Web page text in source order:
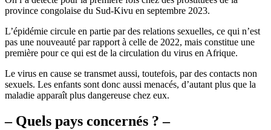
province congolaise du Sud-Kivu en septembre 2023.
L’épidémie circule en partie par des relations sexuelles, ce qui n’est
pas une nouveauté par rapport à celle de 2022, mais constitue une
première pour ce qui est de la circulation du virus en Afrique.
Le virus en cause se transmet aussi, toutefois, par des contacts non
sexuels. Les enfants sont donc aussi menacés, d’autant plus que la
maladie apparaît plus dangereuse chez eux.
– Quels pays concernés ? –